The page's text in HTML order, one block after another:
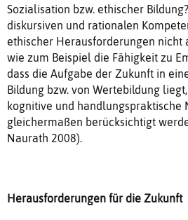
Sozialisation bzw. ethischer
diskursiven und rationalen
ethischer Herausforderungen nicht
wie zum Beispiel die Fähigkeit zu
dass die Aufgabe der Zukunft in
Bildung bzw. von Wertebildung
kognitive und handlungspraktische
gleichermaßen berücksichtigt
Naurath 2008).
Herausforderungen für die Zukunft